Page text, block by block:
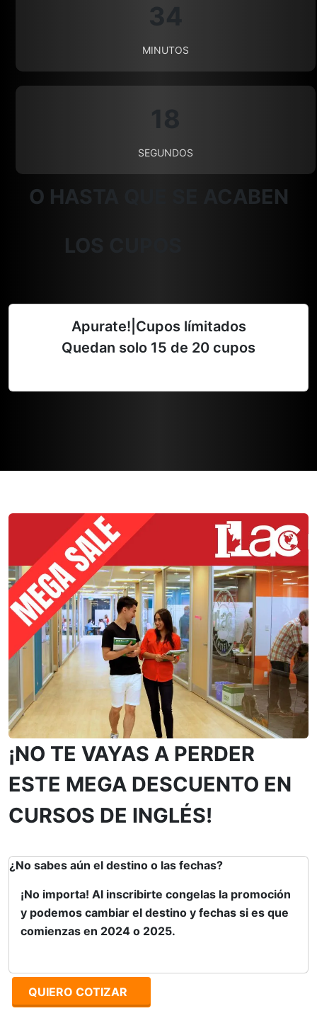
34
MINUTOS
17
SEGUNDOS
O HASTA QUE SE ACABEN
LOS CUPOS
Apurate!|Cupos límitados
Quedan solo 15 de 20 cupos
¡NO TE VAYAS A PERDER
ESTE MEGA DESCUENTO EN
CURSOS DE INGLÉS!
¿No sabes aún el destino o las fechas?
¡No importa! Al inscribirte congelas la promoción
y podemos cambiar el destino y fechas si es que
comienzas en 2024 o 2025.
QUIERO COTIZAR